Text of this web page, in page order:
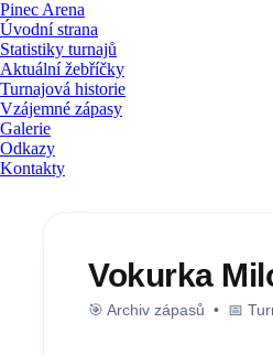
Pinec Arena
Úvodní strana
Statistiky turnajů
Aktuální žebříčky
Turnajová historie
Vzájemné zápasy
Galerie
Odkazy
Kontakty
Vokurka
🎯 Archiv zápasů • 📅